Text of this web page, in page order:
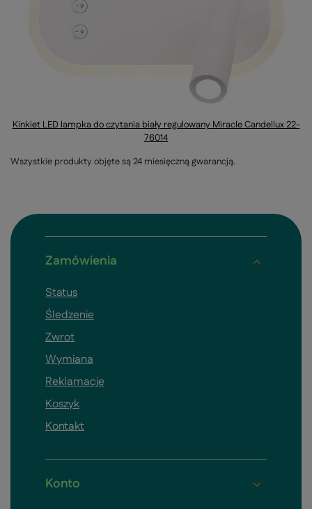
Kinkiet LED lampka do czytania biały regulowany Miracle Candellux 22-
76014
Wszystkie produkty objęte są 24 miesięczną gwarancją.
Zamówienia
Status
Śledzenie
Zwrot
Wymiana
Reklamacje
Koszyk
Kontakt
Konto